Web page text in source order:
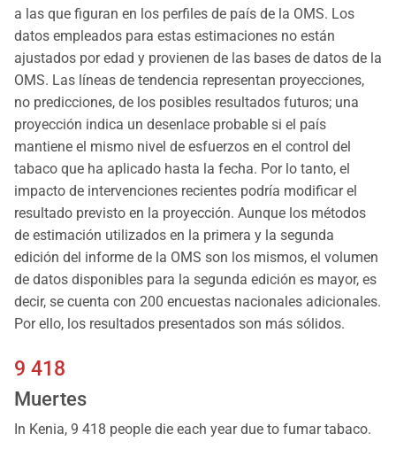
a las que figuran en los perfiles de país de la OMS. Los
datos empleados para estas estimaciones no están
ajustados por edad y provienen de las bases de datos de la
OMS. Las líneas de tendencia representan proyecciones,
no predicciones, de los posibles resultados futuros; una
proyección indica un desenlace probable si el país
mantiene el mismo nivel de esfuerzos en el control del
tabaco que ha aplicado hasta la fecha. Por lo tanto, el
impacto de intervenciones recientes podría modificar el
resultado previsto en la proyección. Aunque los métodos
de estimación utilizados en la primera y la segunda
edición del informe de la OMS son los mismos, el volumen
de datos disponibles para la segunda edición es mayor, es
decir, se cuenta con 200 encuestas nacionales adicionales.
Por ello, los resultados presentados son más sólidos.
9 418
Muertes
In Kenia, 9 418 people die each year due to fumar tabaco.